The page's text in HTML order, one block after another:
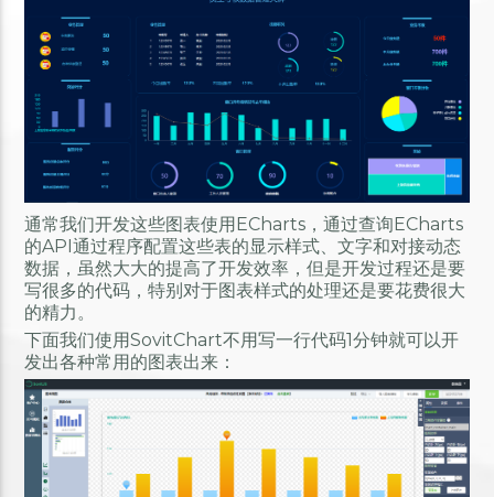
通常我们开发这些图表使用ECharts，通过查询ECharts
的API通过程序配置这些表的显示样式、文字和对接动态
数据，虽然大大的提高了开发效率，但是开发过程还是要
写很多的代码，特别对于图表样式的处理还是要花费很大
的精力。
下面我们使用SovitChart不用写一行代码1分钟就可以开
发出各种常用的图表出来：